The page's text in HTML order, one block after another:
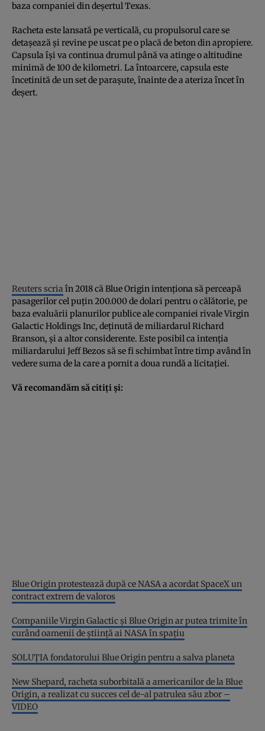
baza companiei din deșertul Texas.
Racheta este lansată pe verticală, cu propulsorul care se
detașează și revine pe uscat pe o placă de beton din apropiere.
Capsula își va continua drumul până va atinge o altitudine
minimă de 100 de kilometri. La întoarcere, capsula este
încetinită de un set de parașute, înainte de a ateriza încet în
deșert.
Reuters scria în 2018 că Blue Origin intenționa să perceapă
pasagerilor cel puțin 200.000 de dolari pentru o călătorie, pe
baza evaluării planurilor publice ale companiei rivale Virgin
Galactic Holdings Inc, deținută de miliardarul Richard
Branson, și a altor considerente. Este posibil ca intenția
miliardarului Jeff Bezos să se fi schimbat între timp având în
vedere suma de la care a pornit a doua rundă a licitației.
Vă recomandăm să citiți și:
Blue Origin protestează după ce NASA a acordat SpaceX un
contract extrem de valoros
Companiile Virgin Galactic și Blue Origin ar putea trimite în
curând oamenii de știință ai NASA în spațiu
SOLUŢIA fondatorului Blue Origin pentru a salva planeta
New Shepard, racheta suborbitală a americanilor de la Blue
Origin, a realizat cu succes cel de-al patrulea său zbor –
VIDEO